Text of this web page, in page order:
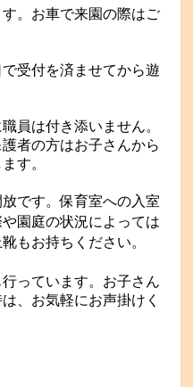
。お車で来園の際はご
受付を済ませてから遊
員は付き添いません。
者の方はお子さんから
す。
です。保育室への入室
園庭の状況によっては
もお持ちください。
っています。お子さん
、お気軽にお声掛けく